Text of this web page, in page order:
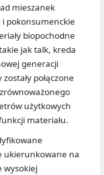
mieszanek
pokonsumenckie
biopochodne
jak talk, kreda
generacji
połączone
użytkowych
materiału.
ukierunkowane na
wysokiej